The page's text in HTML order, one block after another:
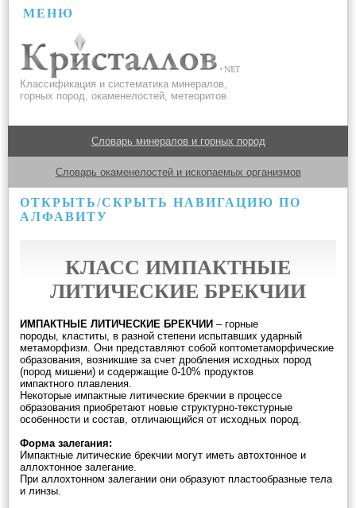
МЕНЮ
Классификация и систематика минералов,
горных пород, окаменелостей, метеоритов
Словарь минералов и горных пород
Словарь окаменелостей и ископаемых организмов
ОТКРЫТЬ/СКРЫТЬ НАВИГАЦИЮ ПО
АЛФАВИТУ
КЛАСС ИМПАКТНЫЕ
ЛИТИЧЕСКИЕ БРЕКЧИИ
ИМПАКТНЫЕ ЛИТИЧЕСКИЕ БРЕКЧИИ – горные
породы, кластиты, в разной степени испытавших ударный
метаморфизм. Они представляют собой коптометаморфические
образования, возникшие за счет дробления исходных пород
(пород мишени) и содержащие 0-10% продуктов
импактного плавления.
Некоторые импактные литические брекчии в процессе
образования приобретают новые структурно-текстурные
особенности и состав, отличающийся от исходных пород.
Форма залегания:
Импактные литические брекчии могут иметь автохтонное и
аллохтонное залегание.
При аллохтонном залегании они образуют пластообразные тела
и линзы.